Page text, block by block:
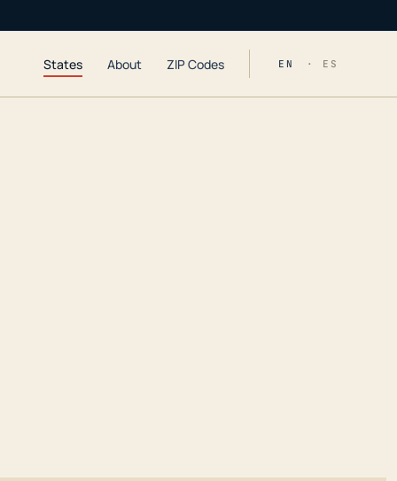
States About ZIP Codes EN · ES